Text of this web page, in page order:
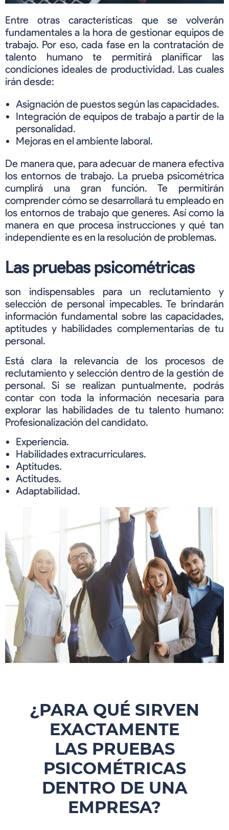
Entre otras características que se volverán
fundamentales a la hora de gestionar equipos de
trabajo. Por eso, cada fase en la contratación de
talento humano te permitirá planificar las
condiciones ideales de productividad. Las cuales
irán desde:
Asignación de puestos según las capacidades.
Integración de equipos de trabajo a partir de la
personalidad.
Mejoras en el ambiente laboral.
De manera que, para adecuar de manera efectiva
los entornos de trabajo. La prueba psicométrica
cumplirá una gran función. Te permitirán
comprender cómo se desarrollará tu empleado en
los entornos de trabajo que generes. Así como la
manera en que procesa instrucciones y qué tan
independiente es en la resolución de problemas.
Las pruebas psicométricas
son indispensables para un reclutamiento y
selección de personal impecables. Te brindarán
información fundamental sobre las capacidades,
aptitudes y habilidades complementarias de tu
personal.
Está clara la relevancia de los procesos de
reclutamiento y selección dentro de la gestión de
personal. Si se realizan puntualmente, podrás
contar con toda la información necesaria para
explorar las habilidades de tu talento humano:
Profesionalización del candidato.
Experiencia.
Habilidades extracurriculares.
Aptitudes.
Actitudes.
Adaptabilidad.
¿PARA QUÉ SIRVEN
EXACTAMENTE
LAS PRUEBAS
PSICOMÉTRICAS
DENTRO DE UNA
EMPRESA?